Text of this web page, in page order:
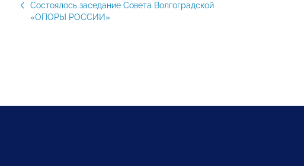
Состоялось заседание Совета Волгоградской
«ОПОРЫ РОССИИ»